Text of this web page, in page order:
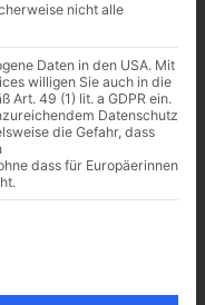
1200
kN
nicht alle
Daten in den USA. Mit
willigen Sie auch in die
Art. 49 (1) lit. a GDPR ein.
Datenschutz
die Gefahr, dass
dass für Europäerinnen
für die eine